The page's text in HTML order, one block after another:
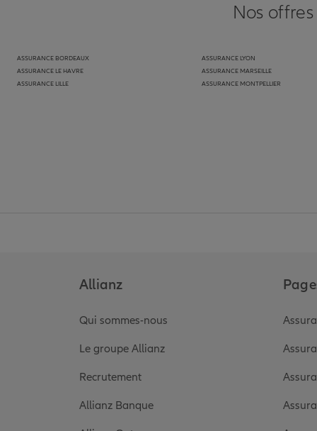
Nos
ASSURANCE BORDEAUX
ASSURANCE LE HAVRE
ASSURANCE LILLE
ASSURANCE LYON
ASSURANCE MARSEILLE
ASSURANCE MONTPELLIER
Allianz
Qui sommes-nous
Le groupe Allianz
Recrutement
Allianz Banque